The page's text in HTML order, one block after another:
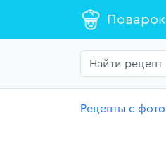
Поварок
Рецепты с фото